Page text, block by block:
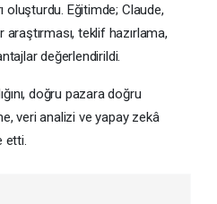
oluşturdu. Eğitimde; Claude,
teklif hazırlama,
değerlendirildi.
doğru pazara doğru
veri analizi ve yapay zekâ
etti.